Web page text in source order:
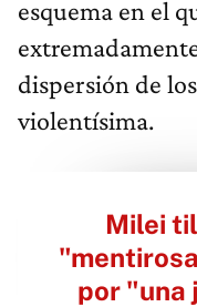
esquema en el
dispersión de
violentísima.
Milei
por "una